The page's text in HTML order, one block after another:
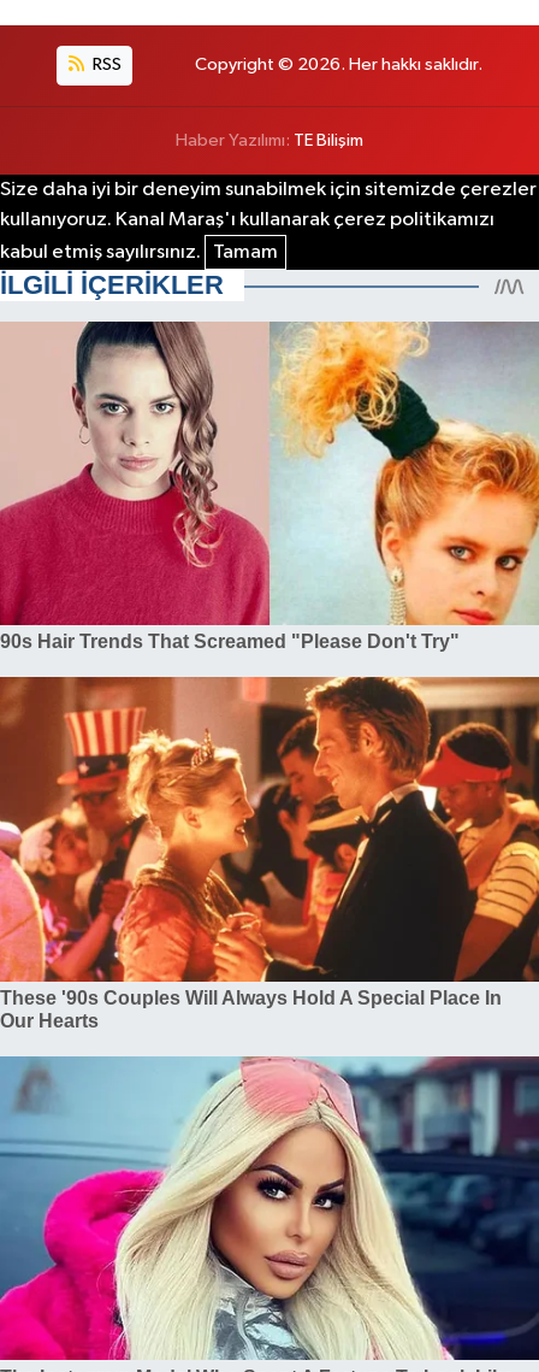
RSS Copyright © 2026. Her hakkı saklıdır.
Haber Yazılımı: TE Bilişim
Size daha iyi bir deneyim sunabilmek için sitemizde çerezler
kullanıyoruz. Kanal Maraş'ı kullanarak çerez politikamızı
kabul etmiş sayılırsınız.
Tamam